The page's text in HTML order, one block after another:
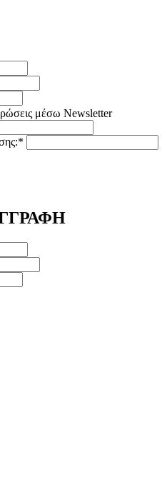
μέσω Newsletter